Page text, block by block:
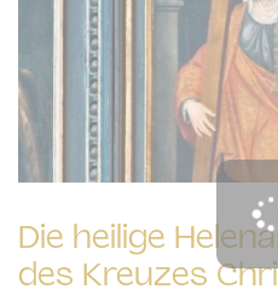
Die heilige
des Kreuzes